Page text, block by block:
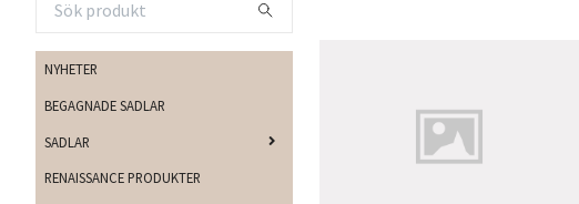
NYHETER
BEGAGNADE SADLAR
SADLAR
RENAISSANCE PRODUKTER